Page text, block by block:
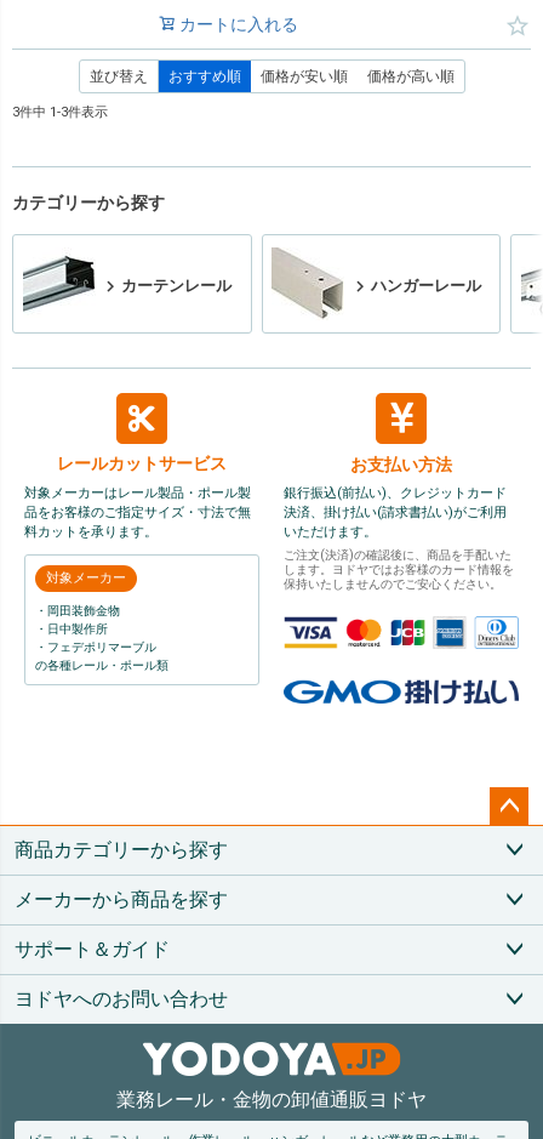
カートに入れる
並び替え おすすめ順 価格が安い順 価格が高い順
3件中 1-3件表示
カテゴリーから探す
カーテンレール ハンガーレール
レールカットサービス
対象メーカーはレール製品・ポール製
品をお客様のご指定サイズ・寸法で無
料カットを承ります。
対象メーカー
・岡田装飾金物
・日中製作所
・フェデポリマーブル
の各種レール・ポール類
お支払い方法
銀行振込(前払い)、クレジットカード
決済、掛け払い(請求書払い)がご利用
いただけます。
ご注文(決済)の確認後に、商品を手配いた
します。ヨドヤではお客様のカード情報を
保持いたしませんのでご安心ください。
ペー
ップ
商品カテゴリーから探す
メーカーから商品を探す
サポート＆ガイド
ヨドヤへのお問い合わせ
業務レール・金物の卸値通販ヨドヤ